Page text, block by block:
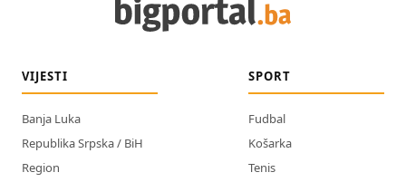
VIJESTI
Banja Luka
Republika Srpska / BiH
Region
SPORT
Fudbal
Košarka
Tenis